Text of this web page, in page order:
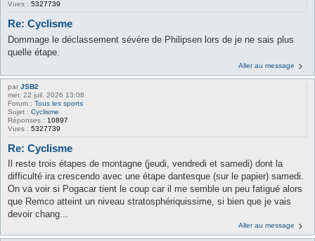
Vues : 5327739
Re: Cyclisme
Dommage le déclassement sévère de Philipsen lors de je ne sais plus
quelle étape.
Aller au message
par JSB2
mer. 22 juil. 2026 13:08
Forum : Tous les sports
Sujet : Cyclisme
Réponses : 10897
Vues : 5327739
Re: Cyclisme
Il reste trois étapes de montagne (jeudi, vendredi et samedi) dont la
difficulté ira crescendo avec une étape dantesque (sur le papier) samedi.
On va voir si Pogacar tient le coup car il me semble un peu fatigué alors
que Remco atteint un niveau stratosphériquissime, si bien que je vais
devoir chang...
Aller au message